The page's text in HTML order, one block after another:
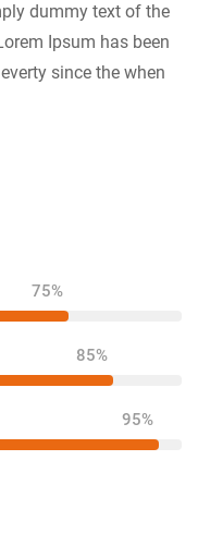
dummy text of the
Ipsum has been
since the when
75%
85%
95%